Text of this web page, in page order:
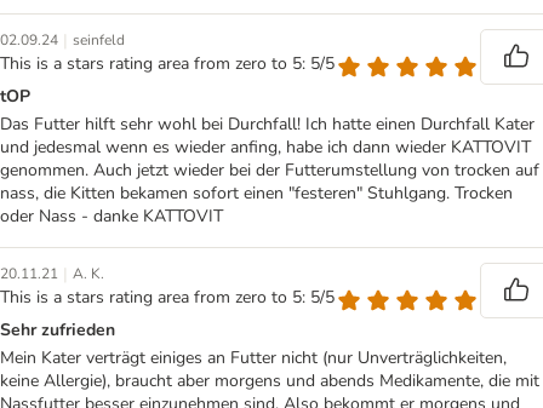
02.09.24 | seinfeld
This is a stars rating area from zero to 5: 5/5
tOP
Das Futter hilft sehr wohl bei Durchfall! Ich hatte einen Durchfall Kater
und jedesmal wenn es wieder anfing, habe ich dann wieder KATTOVIT
genommen. Auch jetzt wieder bei der Futterumstellung von trocken auf
nass, die Kitten bekamen sofort einen "festeren" Stuhlgang. Trocken
oder Nass - danke KATTOVIT
20.11.21 | A. K.
This is a stars rating area from zero to 5: 5/5
Sehr zufrieden
Mein Kater verträgt einiges an Futter nicht (nur Unverträglichkeiten,
keine Allergie), braucht aber morgens und abends Medikamente, die mit